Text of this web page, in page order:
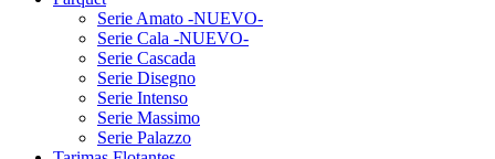
Serie Amato -NUEVO-
Serie Cala -NUEVO-
Serie Cascada
Serie Disegno
Serie Intenso
Serie Massimo
Serie Palazzo